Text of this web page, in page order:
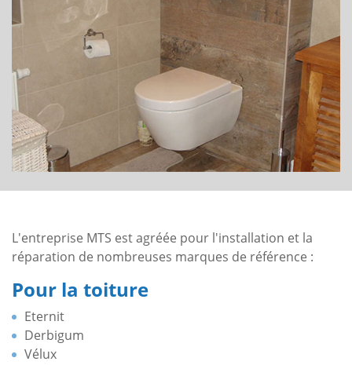
L'entreprise MTS est agréée pour l'installation et la
réparation de nombreuses marques de référence :
Pour la toiture
Eternit
Derbigum
Vélux